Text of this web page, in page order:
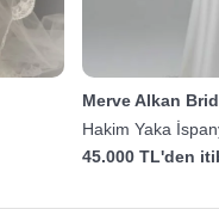
Merve Alkan
Hakim Yaka
45.000 TL'den